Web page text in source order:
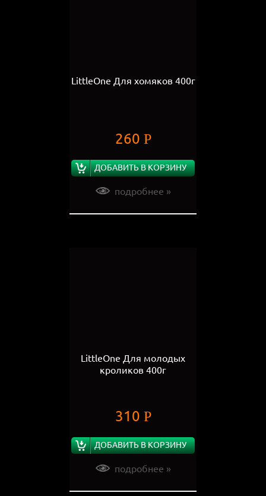
LittleOne Для хомяков 400г
260 Р
ДОБАВИТЬ В КОРЗИНУ
подробнее »
LittleOne Для молодых
кроликов 400г
310 Р
ДОБАВИТЬ В КОРЗИНУ
подробнее »